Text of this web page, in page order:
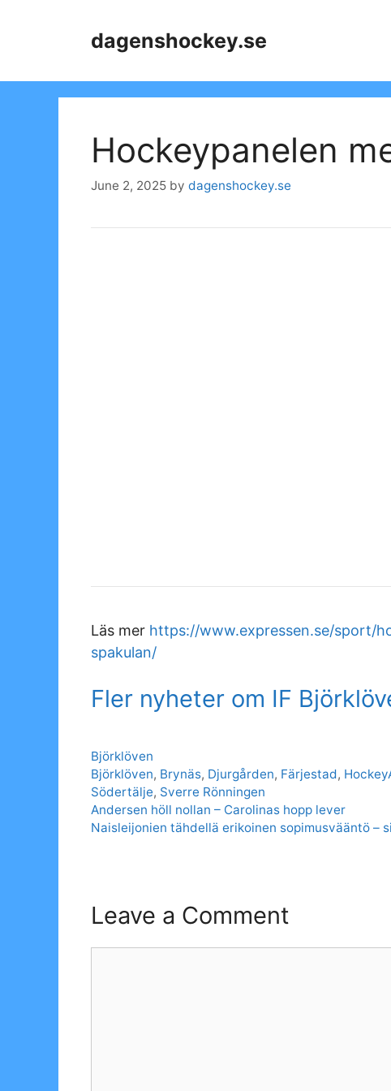
dagenshockey.se
Hockeypanelen
June 2, 2025 by dagenshockey.se
Läs mer https://www.expressen.se/sport/
spakulan/
Fler nyheter om IF
Categories
Björklöven
Tags
Björklöven, Brynäs, Djurgården, Färjestad,
Södertälje, Sverre Rönningen
Andersen höll nollan – Carolinas hopp lever
Naisleijonien tähdellä erikoinen sopimusvääntö –
Leave a Comment